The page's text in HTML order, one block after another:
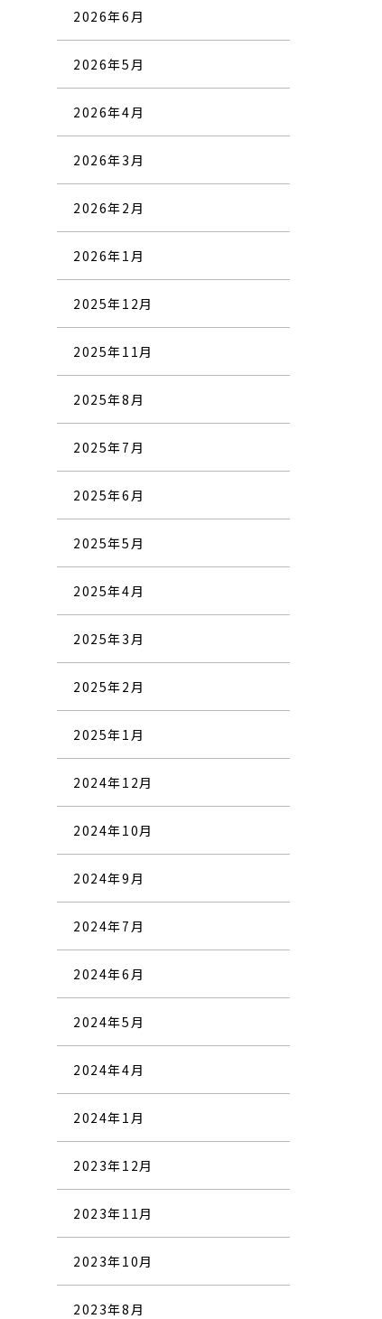
2026年6月
2026年5月
2026年4月
2026年3月
2026年2月
2026年1月
2025年12月
2025年11月
2025年8月
2025年7月
2025年6月
2025年5月
2025年4月
2025年3月
2025年2月
2025年1月
2024年12月
2024年10月
2024年9月
2024年7月
2024年6月
2024年5月
2024年4月
2024年1月
2023年12月
2023年11月
2023年10月
2023年8月